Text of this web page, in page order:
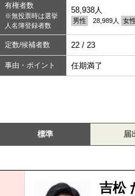
有権者数
※無投票時は選挙
人名簿登録者数
58,938人
男性 28,989人 女性
定数/候補者数 22 / 23
事由・ポイント 任期満了
標準 届
吉松